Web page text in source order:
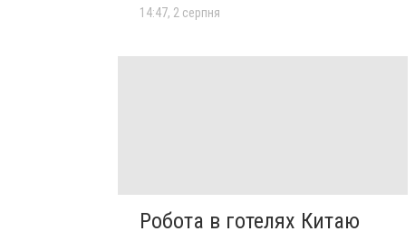
14:47, 2 серпня
Робота в готелях Китаю